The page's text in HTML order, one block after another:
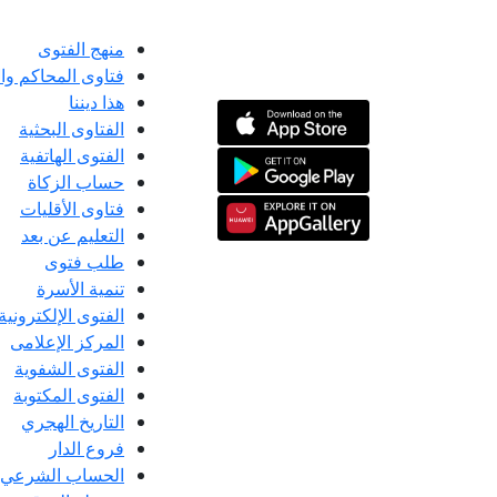
منهج الفتوى
فتاوى المحاكم
هذا ديننا
الفتاوى البحثية
الفتوى الهاتفية
حساب الزكاة
فتاوى الأقليات
التعليم عن بعد
طلب فتوى
تنمية الأسرة
الفتوى الإلكترونية
المركز الإعلامى
الفتوى الشفوية
الفتوى المكتوبة
التاريخ الهجري
فروع الدار
الحساب الشرعي